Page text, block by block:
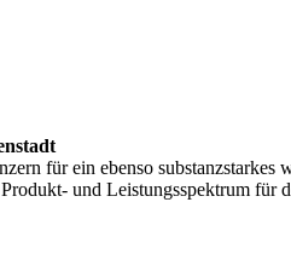
für ein ebenso substanzstarkes
und Leistungsspektrum